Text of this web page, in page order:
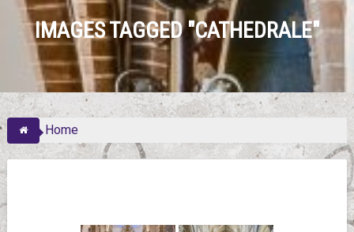
IMAGES TAGGED "CATHEDRALE"
Home